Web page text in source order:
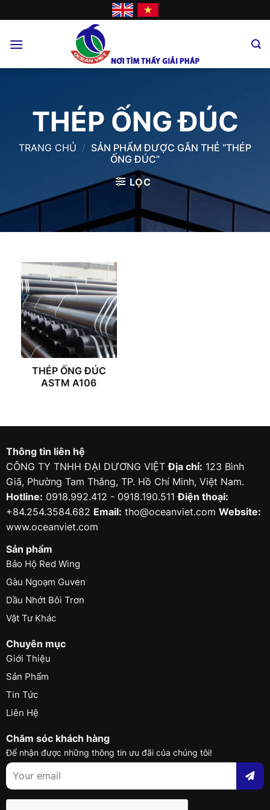
to
THÉP ỐNG ĐÚC
TRANG CHỦ / SẢN PHẨM ĐƯỢC GẮN THẺ “THÉP
ỐNG ĐÚC”
LỌC
THÉP ỐNG ĐÚC
ASTM A106
Thông tin liên hệ
CÔNG TY TNHH ĐẠI DƯƠNG VIỆTĐịa chỉ: 123 Bình
Giã, Phường Tam Thắng, TP. Hồ Chí Minh, Việt Nam.
Hotline: 0918.992.412 - 0918.190.511Điện thoại:
+84.254.3584.682 Email: tho@oceanviet.com Website:
www.oceanviet.com
Sản phẩm
Bảo Hộ Red Wing
Gàu Ngoạm Guven
Dầu Nhớt Bôi Trơn
Vật Tư Khác
Chuyên mục
Giới Thiệu
Sản Phẩm
Tin Tức
Liên Hệ
Chăm sóc khách hàng
Để nhận được những thông tin ưu đãi của chúng tôi!